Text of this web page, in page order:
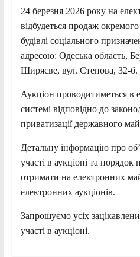
24 березня 2026 року на
відбудеться продаж
будівлі соціального
адресою: Одеська область,
Ширяєве, вул. Степова, 32-б.
Аукціон проводитиметься в
системі відповідно до
приватизації державного
Детальну інформацію про
участі в аукціоні та
отримати на електронних
електронних аукціонів.
Запрошуємо усіх
участі в аукціоні.